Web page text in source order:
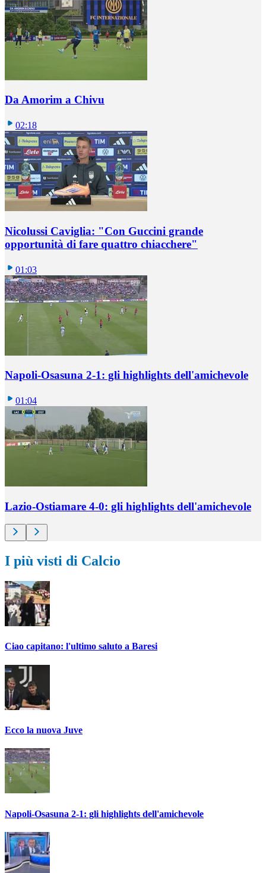
Da Amorim a Chivu
02:18
Nicolussi Caviglia: "Con Guccini grande
opportunità di fare quattro chiacchere"
01:03
Napoli-Osasuna 2-1: gli highlights dell'amichevole
01:04
Lazio-Ostiamare 4-0: gli highlights dell'amichevole
I più visti di Calcio
Ciao capitano: l'ultimo saluto a Baresi
Ecco la nuova Juve
Napoli-Osasuna 2-1: gli highlights dell'amichevole